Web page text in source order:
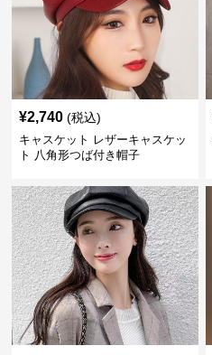
¥2,740 (税込)
キャスケット レザーキャスケッ
ト 八角形つば付き帽子